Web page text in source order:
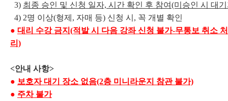
3) 최종 승인 및 신청 일자, 시간 확인 후 참여(미승인 시 대
4) 2명 이상(형제, 자매 등) 신청 시, 꼭 개별 확인
● 대리 수강 금지(적발 시 다음 강좌 신청 불가-무통보 취소 처
리)
<안내 사항>
● 보호자 대기 장소 없음(2층 미니라운지 참관 불가)
● 주차 불가